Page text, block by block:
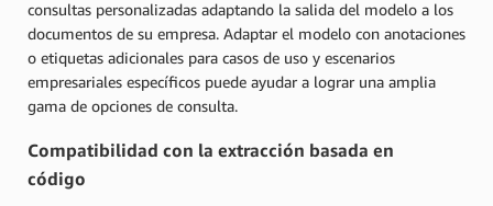
consultas personalizadas adaptando la salida del modelo a los
documentos de su empresa. Adaptar el modelo con anotaciones
o etiquetas adicionales para casos de uso y escenarios
empresariales específicos puede ayudar a lograr una amplia
gama de opciones de consulta.
Compatibilidad con la extracción basada en
código